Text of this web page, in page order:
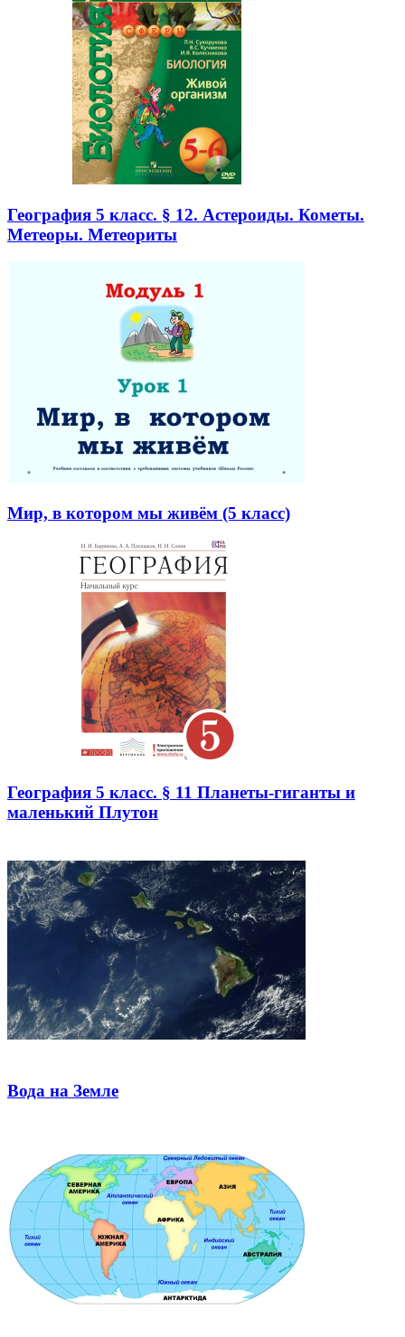
География 5 класс. § 12. Астероиды. Кометы.
Метеоры. Метеориты
Мир, в котором мы живём (5 класс)
География 5 класс. § 11 Планеты-гиганты и
маленький Плутон
Вода на Земле